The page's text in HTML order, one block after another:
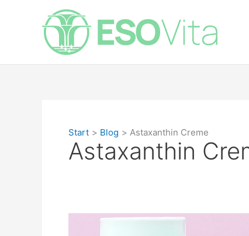
Start Blog Astaxanthin Creme
Astaxanthin